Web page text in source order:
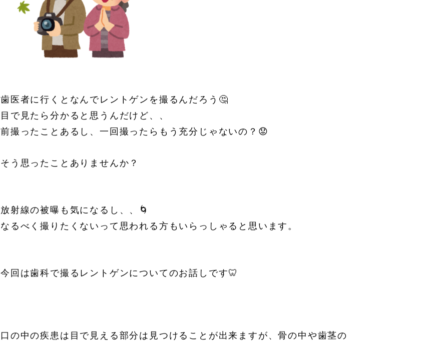
歯医者に行くとなんでレントゲンを撮るんだろう🤔
目で見たら分かると思うんだけど、、
前撮ったことあるし、一回撮ったらもう充分じゃないの？ 😟
そう思ったことありませんか？
放射線の被曝も気になるし、、🌀
なるべく撮りたくないって思われる方もいらっしゃると思います。
今回は歯科で撮るレントゲンについてのお話しです🦷
口の中の疾患は目で見える部分は見つけることが出来ますが、骨の中や歯茎の